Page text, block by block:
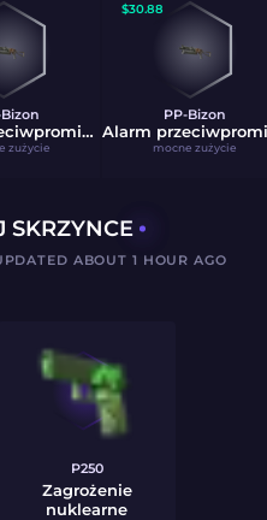
Alarm przeciwpromienny
zużycie
$30.88
PP-Bizon
mocne zużycie
SKRZYNCE
ABOUT 1 HOUR AGO
P250
Zagrożenie
nuklearne